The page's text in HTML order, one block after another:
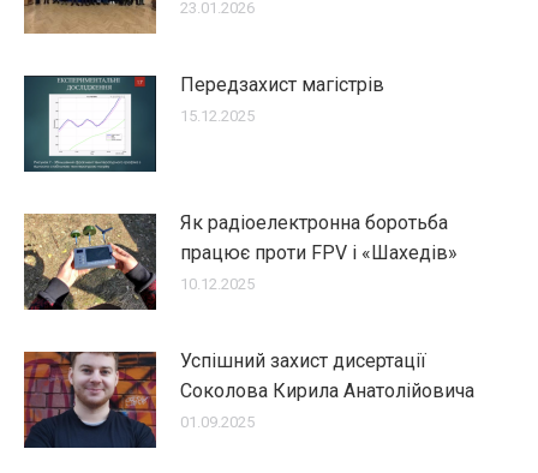
23.01.2026
Передзахист магістрів
15.12.2025
Як радіоелектронна боротьба
працює проти FPV і «Шахедів»
10.12.2025
Успішний захист дисертації
Соколова Кирила Анатолійовича
01.09.2025